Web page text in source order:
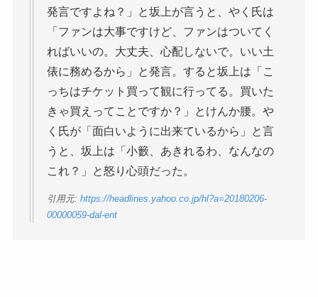
発言ですよね？」と坂上が言うと、やく氏は
「ファンは大事ですけど、ファンはついてく
ればいいの。大丈夫、心配しないで。いい土
俵に務めるから」と発言。すると坂上は「こ
っちはチケット買って観に行ってる。買いた
きゃ買えってことですか？」とけんか腰。や
く氏が「面白いように出来ているから」と言
うと、坂上は「小籔、あきれるわ、なんなの
これ？」と怒り心頭だった。
引用元: https://headlines.yahoo.co.jp/hl?a=20180206-
00000059-dal-ent